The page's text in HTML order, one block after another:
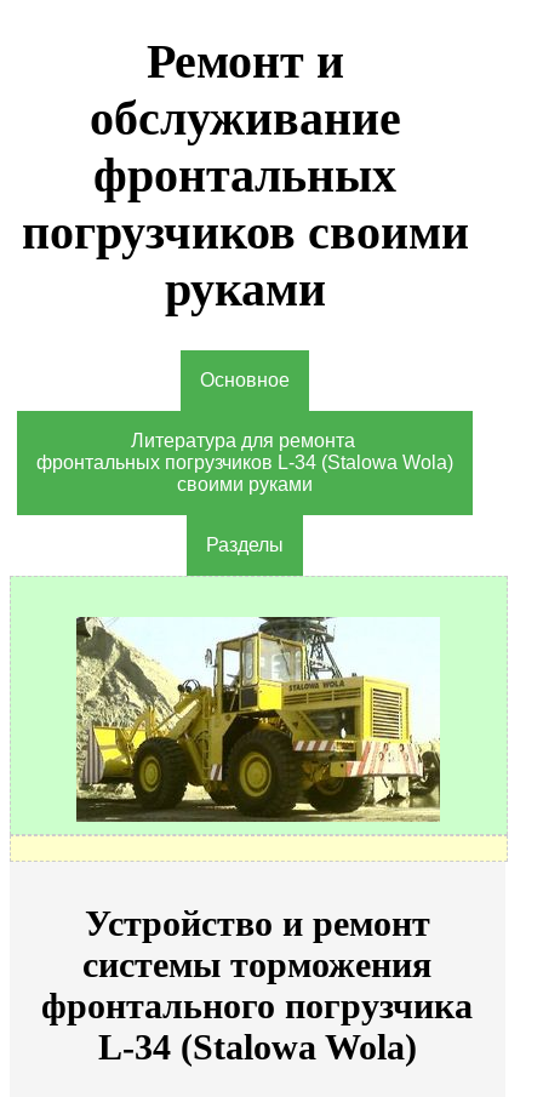
Ремонт и
обслуживание
фронтальных
погрузчиков своими
руками
Основное
Литература для ремонта
фронтальных погрузчиков L-34 (Stalowa Wola)
своими руками
Разделы
Устройство и ремонт
системы торможения
фронтального погрузчика
L-34 (Stalowa Wola)